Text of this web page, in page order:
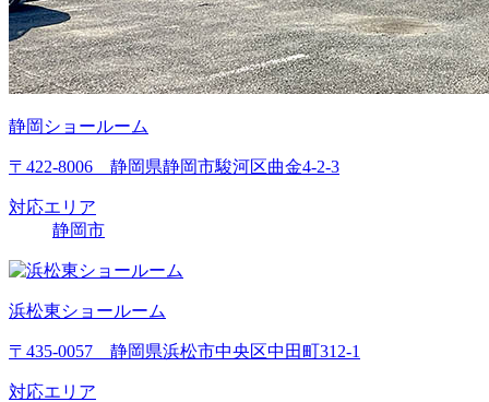
静岡ショールーム
〒422-8006 静岡県静岡市駿河区曲金4-2-3
対応エリア
静岡市
浜松東ショールーム
〒435-0057 静岡県浜松市中央区中田町312-1
対応エリア